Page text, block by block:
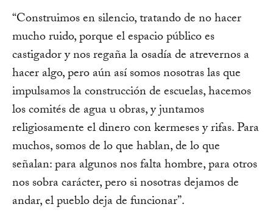
“Construimos en silencio, tratando de no hacer
mucho ruido, porque el espacio público es
castigador y nos regaña la osadía de atrevernos a
hacer algo, pero aún así somos nosotras las que
impulsamos la construcción de escuelas, hacemos
los comités de agua u obras, y juntamos
religiosamente el dinero con kermeses y rifas. Para
muchos, somos de lo que hablan, de lo que
señalan: para algunos nos falta hombre, para otros
nos sobra carácter, pero si nosotras dejamos de
andar, el pueblo deja de funcionar”.